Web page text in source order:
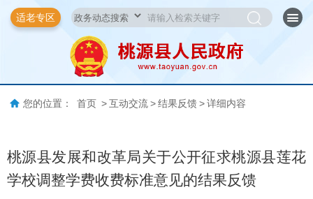
适老专区
您的位置： 首页 > 互动交流 > 结果反馈 > 详细内容
桃源县发展和改革局关于公开征求桃源县莲花
学校调整学费收费标准意见的结果反馈